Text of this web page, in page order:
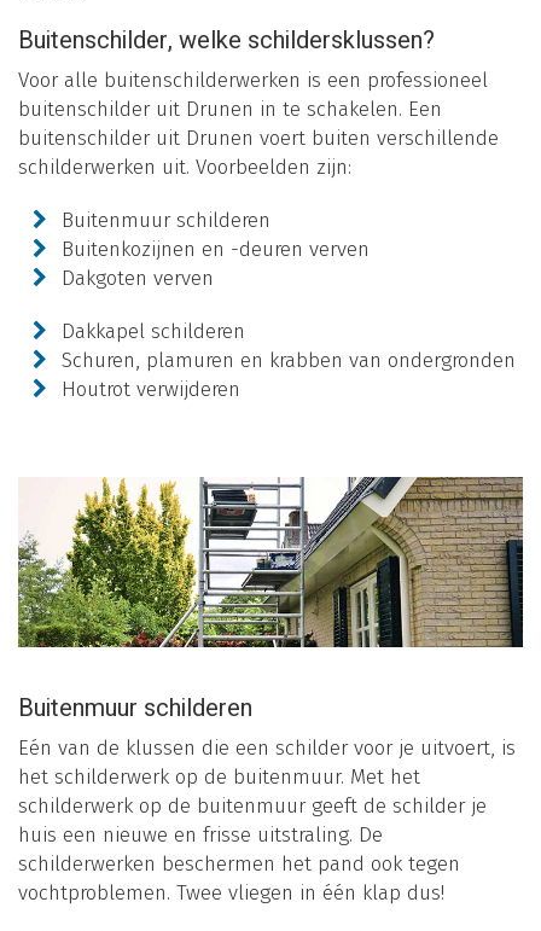
Buitenschilder, welke schildersklussen?
Voor alle buitenschilderwerken is een professioneel
buitenschilder uit Drunen in te schakelen. Een
buitenschilder uit Drunen voert buiten verschillende
schilderwerken uit. Voorbeelden zijn:
Buitenmuur schilderen
Buitenkozijnen en -deuren verven
Dakgoten verven
Dakkapel schilderen
Schuren, plamuren en krabben van ondergronden
Houtrot verwijderen
Buitenmuur schilderen
Eén van de klussen die een schilder voor je uitvoert, is
het schilderwerk op de buitenmuur. Met het
schilderwerk op de buitenmuur geeft de schilder je
huis een nieuwe en frisse uitstraling. De
schilderwerken beschermen het pand ook tegen
vochtproblemen. Twee vliegen in één klap dus!